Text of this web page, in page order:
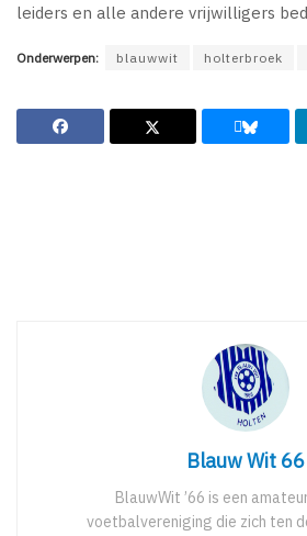
leiders en alle andere vrijwilligers
Onderwerpen: blauwwit holterbroek
Blauw Wit 66
BlauwWit ’66 is een
voetbalvereniging die zich ten